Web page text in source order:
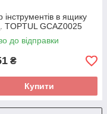
інструментів в ящику
TOPTUL GCAZ0025
до відправки
₴
Купити